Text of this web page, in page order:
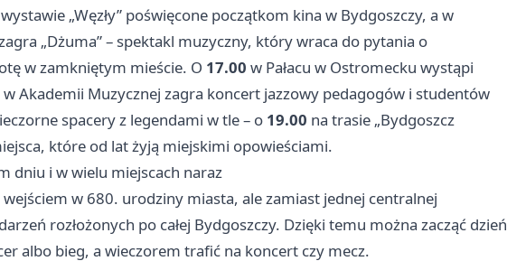
„Węzły” poświęcone początkom kina w Bydgoszczy, a w
„Dżuma” – spektakl muzyczny, który wraca do pytania o
w zamkniętym mieście. O 17.00 w Pałacu w Ostromecku wystąpi
Akademii Muzycznej zagra koncert jazzowy pedagogów i studentów
spacery z legendami w tle – o 19.00 na trasie „Bydgoszcz
które od lat żyją miejskimi opowieściami.
dniu i w wielu miejscach naraz
w 680. urodziny miasta, ale zamiast jednej centralnej
rozłożonych po całej Bydgoszczy. Dzięki temu można zacząć dzień
albo bieg, a wieczorem trafić na koncert czy mecz.